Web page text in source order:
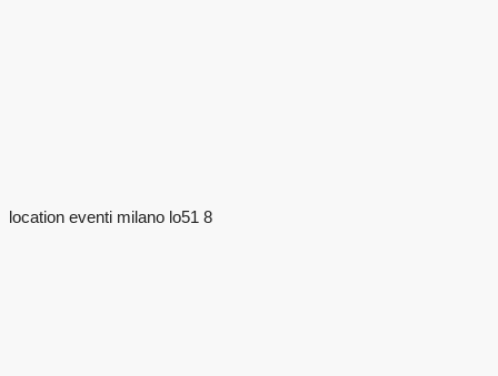
location eventi milano lo51 8